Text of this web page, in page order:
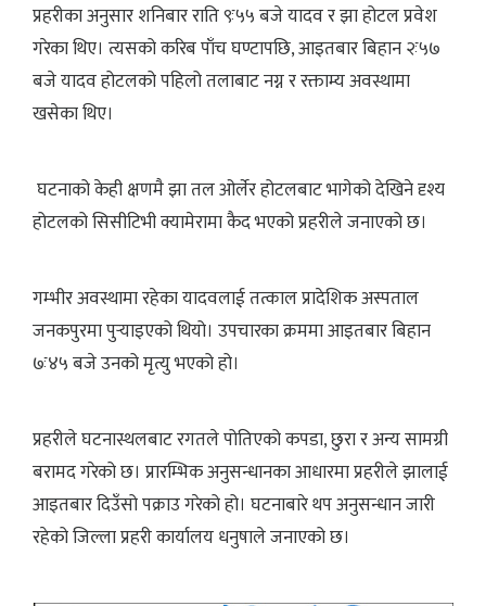
प्रहरीका अनुसार शनिबार राति ९ः५५ बजे यादव र झा होटल प्रवेश
गरेका थिए। त्यसको करिब पाँच घण्टापछि, आइतबार बिहान २ः५७
बजे यादव होटलको पहिलो तलाबाट नग्न र रक्ताम्य अवस्थामा
खसेका थिए।
घटनाको केही क्षणमै झा तल ओर्लेर होटलबाट भागेको देखिने दृश्य
होटलको सिसीटिभी क्यामेरामा कैद भएको प्रहरीले जनाएको छ।
गम्भीर अवस्थामा रहेका यादवलाई तत्काल प्रादेशिक अस्पताल
जनकपुरमा पुर्‍याइएको थियो। उपचारका क्रममा आइतबार बिहान
७ः४५ बजे उनको मृत्यु भएको हो।
प्रहरीले घटनास्थलबाट रगतले पोतिएको कपडा, छुरा र अन्य सामग्री
बरामद गरेको छ। प्रारम्भिक अनुसन्धानका आधारमा प्रहरीले झालाई
आइतबार दिउँसो पक्राउ गरेको हो। घटनाबारे थप अनुसन्धान जारी
रहेको जिल्ला प्रहरी कार्यालय धनुषाले जनाएको छ।